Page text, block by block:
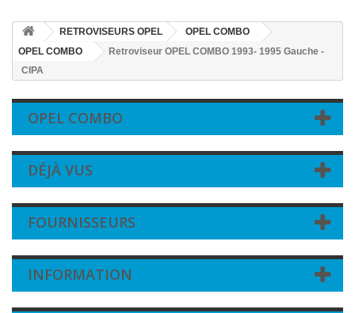
RETROVISEURS OPEL
OPEL COMBO
OPEL COMBO
Retroviseur OPEL COMBO 1993- 1995 Gauche -
CIPA
OPEL COMBO
DÉJÀ VUS
FOURNISSEURS
INFORMATION